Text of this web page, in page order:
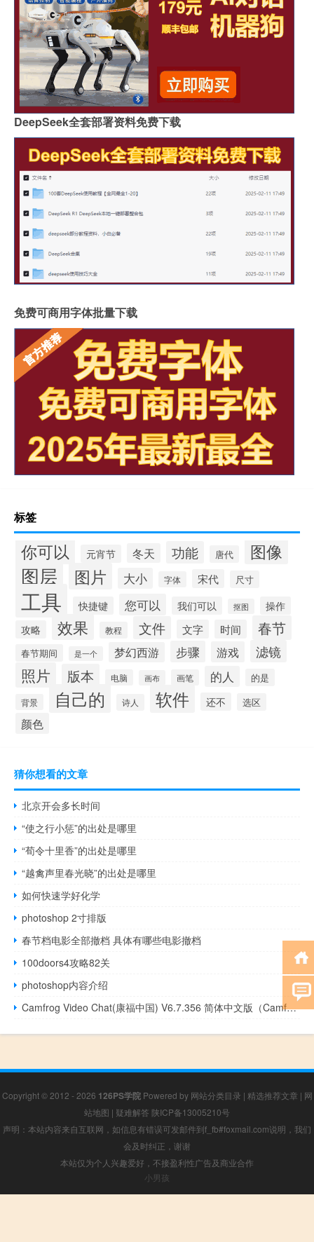
DeepSeek全套部署资料免费下载
免费可商用字体批量下载
标签
你可以 元宵节 冬天 功能 唐代 图像
图层 图片 大小 字体 宋代 尺寸
工具 快捷键 您可以 我们可以 抠图
操作
攻略
效果 教程 文件 文字 时间 春节
春节期间 是一个 梦幻西游 步骤 游戏 滤镜
照片 版本 电脑 画布 画笔 的人 的是
背景 自己的 诗人 软件 还不 选区
颜色
猜你想看的文章
北京开会多长时间
“使之行小惩”的出处是哪里
“荀令十里香”的出处是哪里
“越禽声里春光晓”的出处是哪里
如何快速学好化学
photoshop 2寸排版
春节档电影全部撤档 具体有哪些电影撤档
100doors4攻略82关
photoshop内容介绍
Camfrog Video Chat(康福中国) V6.7.356 简体中文版（Camfrog Video Chat(康福中国) V6.7.356 简体中文版功能简介）
Copyright © 2012 - 2026 126PS学院Powered by 网站分类目录 | 精选推荐文章 | 网
站地图 | 疑难解答 陕ICP备13005210号
声明：本站内容来自互联网，如信息有错误可发邮件到f_fb#foxmail.com说明，我们
会及时纠正，谢谢
本站仅为个人兴趣爱好，不接盈利性广告及商业合作
小男孩